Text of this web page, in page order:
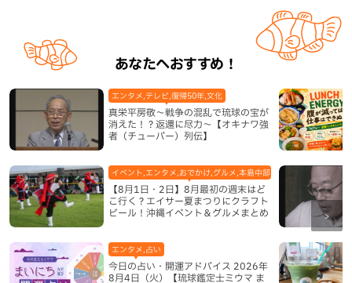
あなたへおすすめ！
真栄平房敬～戦争の混乱で琉球の宝が
消えた！？返還に尽力～【オキナワ強
者（チューバー）列伝】
エンタメ,テレビ,復帰50年,文化
【8月1日・2日】8月最初の週末はど
こ行く？エイサー夏まつりにクラフト
ビール！沖縄イベント＆グルメまとめ
イベント,エンタメ,おでかけ,グルメ,本島中部,本島北部,本島南部
今日の占い・開運アドバイス 2026年
8月4日（火）【琉球鑑定士ミウマ ま
エンタメ,占い